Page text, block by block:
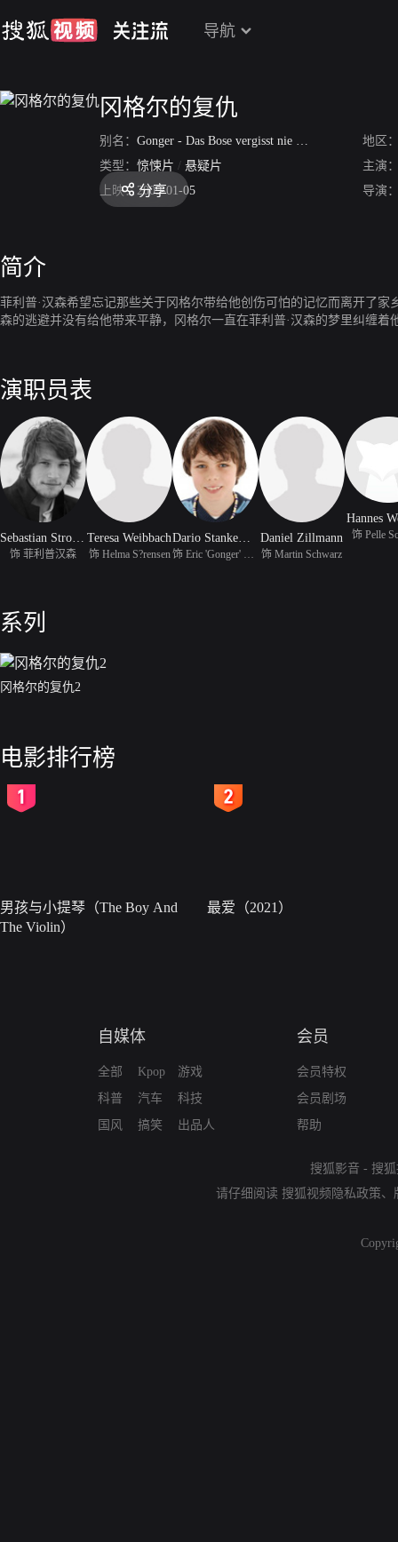
导航
冈格尔的复仇
别名： Gonger - Das Bose vergisst nie / 冈格尔的复仇1
地区
类型： 惊悚片 / 悬疑片
主演
上映： 2009-01-05 导演
分享
简介
菲利普·汉森希望忘记那些关于冈格尔带给他创伤可怕的记忆而离开了
森的逃避并没有给他带来平静，冈格尔一直在菲利普·汉森的梦里纠缠着
演职员表
饰 菲利普汉森
Teresa Weibbach
饰 Helma S?rensen
Daniel Zillmann
饰 Martin Schwarz
Hannes
饰 Pelle
系列
冈格尔的复仇2
电影排行榜
男孩与小提琴（The Boy And
The Violin）
最爱（2021）
自媒体
全部
科普
国风
Kpop
汽车
搞笑
游戏
科技
出品人
会员
会员特权
会员剧场
帮助
搜狐影音 - 搜
请仔细阅读 搜狐视频隐私政策、